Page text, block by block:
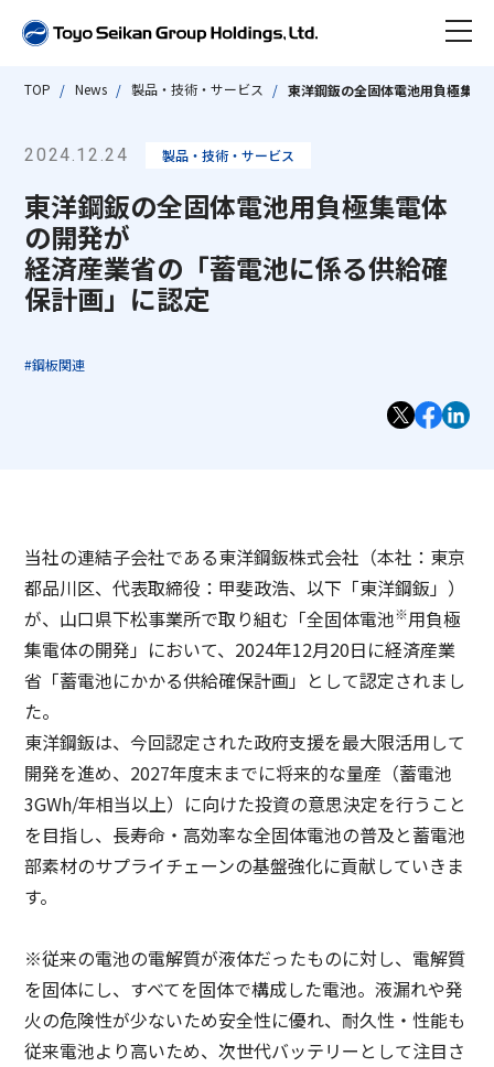
ニュース
東洋製罐グループとは
数字で見る東洋製罐グループ
東洋製罐グループ早わかり
会社情報
会社情報 TOP
代表取締役社長ごあいさつ
DX
東洋製罐グループの企業理念体系
事業紹介
事業紹介 TOP
事業概要
技術・開発
品質保証体制
容器包装のユニバーサルデザイン
サステナビリティ
東洋製罐グループのサステナビリティ経営
東洋製罐グループのマテリアリティ（重要課題）
サステナブルな製品・サービス
統合報告書
サステナビリティ関連データ・第三者保証
サステナブルファイナンス
Social
Governance
IRニュース
経営方針
IRライブラリー
株式関連情報
IRカレンダー
ニュースメール配信登録
コーポレート・ガバナンス
コーポレート・ガバナンス報告書
お問い合わせ
English
TOP News 製品・技術・サービス 東洋鋼鈑の全固体電池用負極集
2024.12.24 製品・技術・サービス
東洋鋼鈑の全固体電池用負極集電体
の開発が
経済産業省の「蓄電池に係る供給確
保計画」に認定
#鋼板関連
当社の連結子会社である東洋鋼鈑株式会社（本社：東京
都品川区、代表取締役：甲斐政浩、以下「東洋鋼鈑」）
が、山口県下松事業所で取り組む「全固体電池※用負極
集電体の開発」において、2024年12月20日に経済産業
省「蓄電池にかかる供給確保計画」として認定されまし
た。
東洋鋼鈑は、今回認定された政府支援を最大限活用して
開発を進め、2027年度末までに将来的な量産（蓄電池
3GWh/年相当以上）に向けた投資の意思決定を行うこと
を目指し、長寿命・高効率な全固体電池の普及と蓄電池
部素材のサプライチェーンの基盤強化に貢献していきま
す。
※従来の電池の電解質が液体だったものに対し、電解質
を固体にし、すべてを固体で構成した電池。液漏れや発
火の危険性が少ないため安全性に優れ、耐久性・性能も
従来電池より高いため、次世代バッテリーとして注目さ